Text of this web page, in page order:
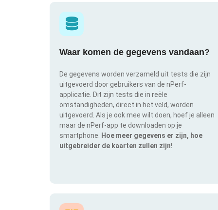
Waar komen de gegevens vandaan?
De gegevens worden verzameld uit tests die zijn
uitgevoerd door gebruikers van de nPerf-
applicatie. Dit zijn tests die in reële
omstandigheden, direct in het veld, worden
uitgevoerd. Als je ook mee wilt doen, hoef je alleen
maar de nPerf-app te downloaden op je
smartphone.
Hoe meer gegevens er zijn, hoe
uitgebreider de kaarten zullen zijn!